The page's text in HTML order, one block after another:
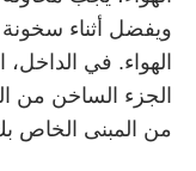
ويفضل أثناء
الهواء. في
الجزء الساخن من
من المبنى الخاص